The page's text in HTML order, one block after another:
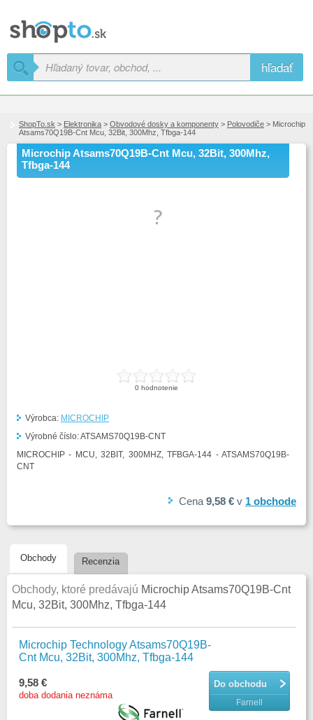
hľadať
ShopTo.sk > Elektronika > Obvodové dosky a komponenty > Polovodiče > Microchip
Atsams70Q19B-Cnt Mcu, 32Bit, 300Mhz, Tfbga-144
Microchip Atsams70Q19B-Cnt Mcu, 32Bit, 300Mhz,
Tfbga-144
0 hodnotenie
Výrobca: MICROCHIP
Výrobné číslo:ATSAMS70Q19B-CNT
MICROCHIP - MCU, 32BIT, 300MHZ, TFBGA-144 - ATSAMS70Q19B-
CNT
Cena 9,58 € v 1 obchode
Obchody Recenzia
Obchody, ktoré predávajú Microchip Atsams70Q19B-Cnt
Mcu, 32Bit, 300Mhz, Tfbga-144
Microchip Technology Atsams70Q19B-
Cnt Mcu, 32Bit, 300Mhz, Tfbga-144
Do obchodu
Farnell
9,58 €
doba dodania neznáma